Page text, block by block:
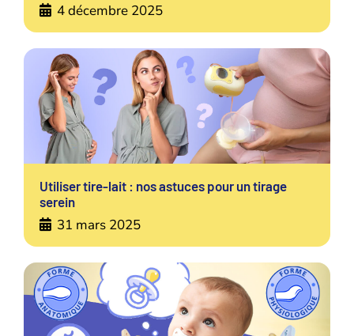
4 décembre 2025
Utiliser tire-lait : nos astuces pour un tirage
serein
31 mars 2025